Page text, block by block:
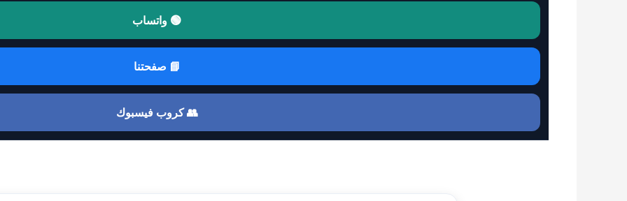
🟢 واتساب
📘 صفحتنا
👥 كروب فيسبوك